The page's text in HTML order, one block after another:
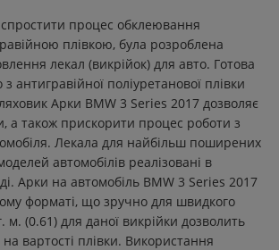
процес обклеювання
плівкою, була розроблена
лекал (викрійок) для авто. Готова
антигравійної поліуретанової плівки
Арки BMW 3 Series 2017 дозволяє
а також прискорити процес роботи з
Лекала для найбільш поширених
автомобілів реалізовані в
Арки на автомобіль BMW 3 Series 2017
форматі, що зручно для швидкого
м. (0.61) для даної викрійки дозволить
вартості плівки. Використання